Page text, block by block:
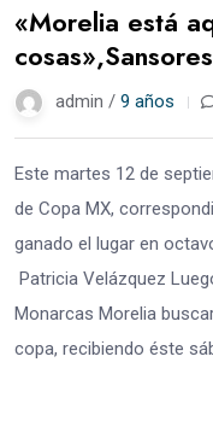
«Morelia está
admin / 9 años
Este martes 12 de
de Copa MX,
ganado el lugar en
Patricia Velázquez
Monarcas Morelia
copa, recibiendo éste